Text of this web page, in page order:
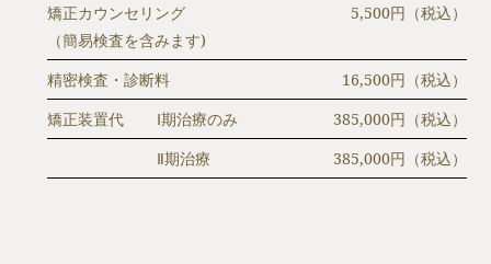
矯正カウンセリング
（簡易検査を含みます)
5,500円（税込）
精密検査・診断料
16,500円（税込）
矯正装置代
Ⅰ期治療のみ
385,000円（税込）
Ⅱ期治療
385,000円（税込）